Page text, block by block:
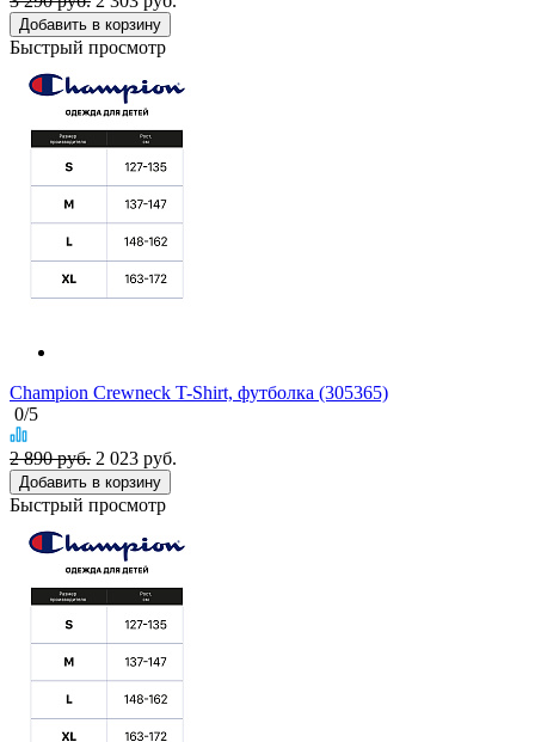
Добавить в корзину
Быстрый просмотр
Champion Crewneck T-Shirt, футболка (305365)
0/5
2 890 руб. 2 023 руб.
Добавить в корзину
Быстрый просмотр